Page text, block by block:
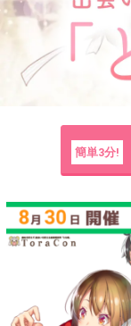
簡単3分!